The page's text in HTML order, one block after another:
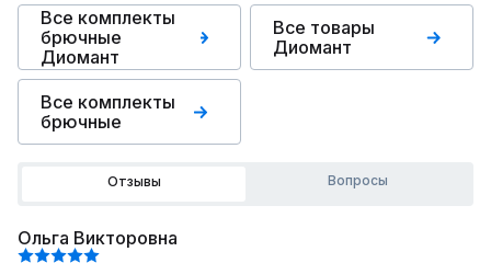
Все комплекты
брючные
Диомант
Все товары
Диомант
Все комплекты
брючные
Отзывы Вопросы
Ольга Викторовна